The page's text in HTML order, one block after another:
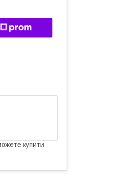
купити